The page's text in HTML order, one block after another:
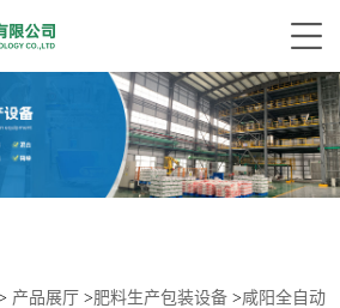
产品展厅 >肥料生产包装设备 >咸阳全自动